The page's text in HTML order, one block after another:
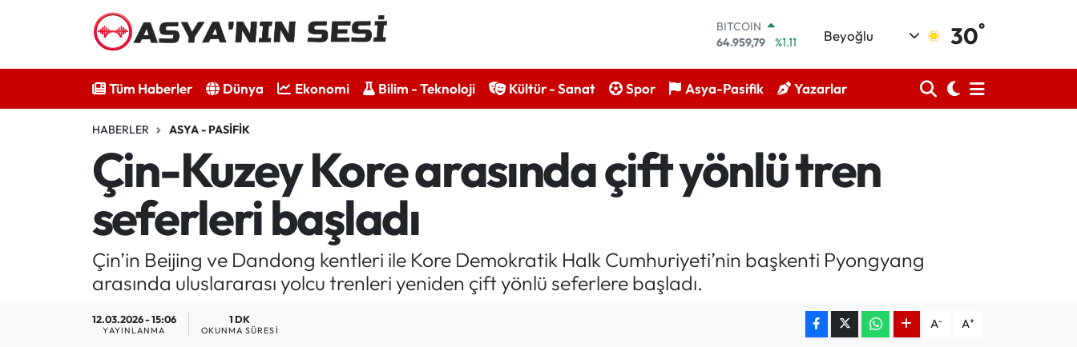
BITCOIN
64.959,79
%1.11
EURO
55,2510
%0.32
GRAM ALTIN
6660.55
%0.03
BİST100
Beyoğlu 30°
Tüm Haberler Dünya Ekonomi Bilim - Teknoloji Kültür - Sanat Spor Asya-Pasifik Yazarlar
HABERLER ASYA - PASIFIK
Çin-Kuzey Kore arasında çift yönlü tren
seferleri başladı
Çin’in Beijing ve Dandong kentleri ile Kore Demokratik Halk Cumhuriyeti’nin başkenti Pyongyang
arasında uluslararası yolcu trenleri yeniden çift yönlü seferlere başladı.
12.03.2026 - 15:06
YAYINLANMA
1 DK
OKUNMA SÜRESI A- A+
Bilim - Teknoloji
Kültür - Sanat